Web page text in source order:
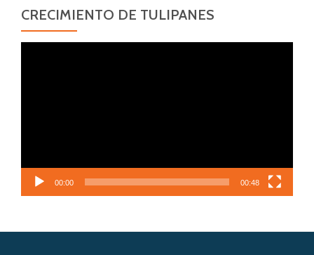
CRECIMIENTO DE TULIPANES
00:00 00:48